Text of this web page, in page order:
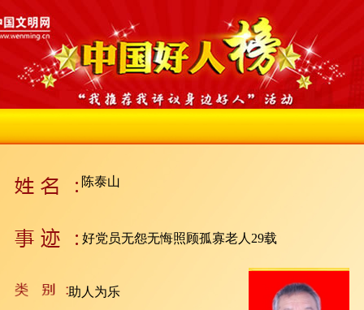
陈泰山
好党员无怨无悔照顾孤寡老人29载
助人为乐